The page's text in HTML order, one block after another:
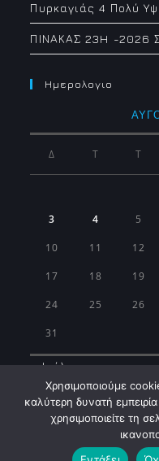
Πυρκαγιάς 4 Πολύ
ΠΙΝΑΚΑΣ 23H -2026
Ημερολογιο
Δ Τ Τ
3 4 5
10 11 12
17 18 19
24 25 26
31
« Ιούλ
Χρησιμοποιούμε
καλύτερη δυνατή
χρησιμοποιείτε τη